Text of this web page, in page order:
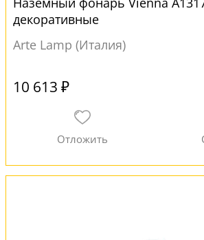
декоративные
Arte Lamp (Италия)
10 613 ₽